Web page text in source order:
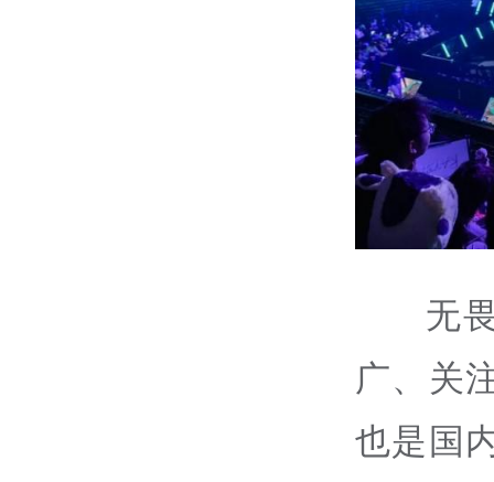
无
广、关
也是国